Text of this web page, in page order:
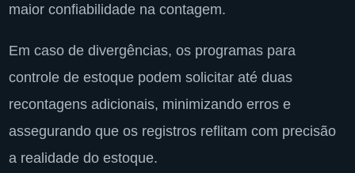
maior confiabilidade na contagem.
Em caso de divergências, os programas para
controle de estoque podem solicitar até duas
recontagens adicionais, minimizando erros e
assegurando que os registros reflitam com precisão
a realidade do estoque.